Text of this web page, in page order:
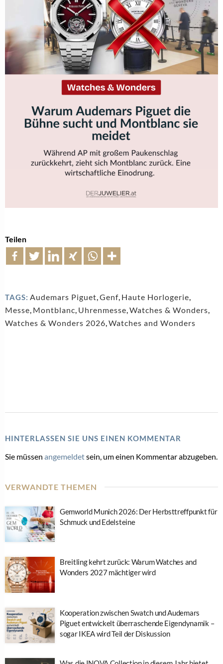
Teilen
TAGS: Audemars Piguet,Genf, Haute Horlogerie,
Messe, Montblanc, Uhrenmesse,Watches & Wonders,
Watches & Wonders 2026,Watches and Wonders
HINTERLASSEN SIE UNS EINEN KOMMENTAR
Sie müssen angemeldetsein, um einen Kommentar abzugeben.
VERWANDTE THEMEN
Gemworld Munich 2026: Der Herbsttreffpunkt für
Schmuck und Edelsteine
Breitling kehrt zurück: Warum Watches and
Wonders 2027 mächtiger wird
Kooperation zwischen Swatch und Audemars
Piguet entwickelt überraschende Eigendynamik –
sogar IKEA wird Teil der Diskussion